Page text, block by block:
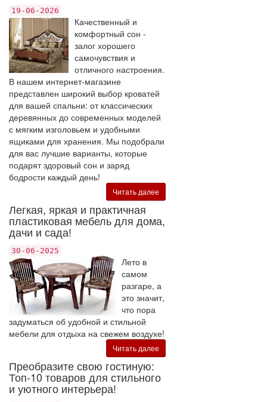
19-06-2026
Качественный и
комфортный сон -
залог хорошего
самочувствия и
отличного настроения.
В нашем интернет-магазине
представлен широкий выбор кроватей
для вашей спальни: от классических
деревянных до современных моделей
с мягким изголовьем и удобными
ящиками для хранения. Мы подобрали
для вас лучшие варианты, которые
подарят здоровый сон и заряд
бодрости каждый день!
Читать далее
Легкая, яркая и практичная
пластиковая мебель для дома,
дачи и сада!
30-06-2025
Лето в
самом
разгаре, а
это значит,
что пора
задуматься об удобной и стильной
мебели для отдыха на свежем воздухе!
Читать далее
Преобразите свою гостиную:
Топ-10 товаров для стильного
и уютного интерьера!